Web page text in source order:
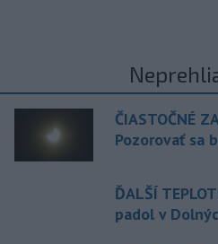
ČIASTOČNÉ
Pozorovať sa
ĎALŠÍ
padol v